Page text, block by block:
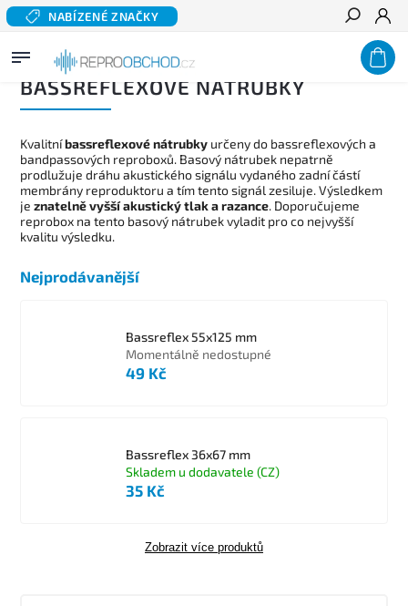
NABÍZENÉ ZNAČKY
Hledat
Domů/ Příslušenství/Bassreflexové nátrubky
BASSREFLEXOVÉ NÁTRUBKY
Kvalitníbassreflexové nátrubky určeny do bassreflexových a
bandpassových reproboxů. Basový nátrubek nepatrně
prodlužuje dráhu akustického signálu vydaného zadní částí
membrány reproduktoru a tím tento signál zesiluje. Výsledkem
je znatelně vyšší akustický tlak a razance. Doporučujeme
reprobox na tento basový nátrubek vyladit pro co nejvyšší
kvalitu výsledku.
Nejprodávanější
Bassreflex 55x125 mm
Momentálně nedostupné
49 Kč
Bassreflex 36x67 mm
Skladem u dodavatele (CZ)
35 Kč
Zobrazit více produktů